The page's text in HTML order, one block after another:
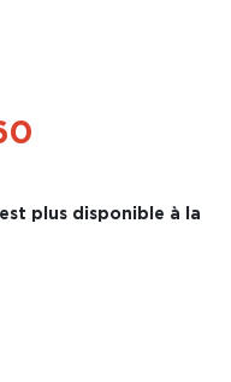
plus disponible à la